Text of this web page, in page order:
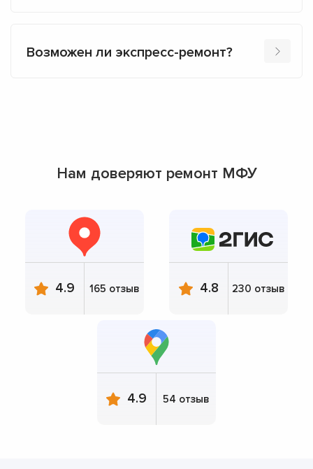
Возможен ли экспресс-ремонт?
Нам доверяют ремонт МФУ
4.9 165 отзыв 4.8 230 отзыв
4.9 54 отзыв